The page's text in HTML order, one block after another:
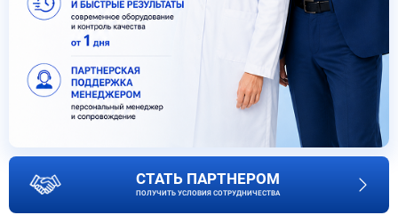
СТАТЬ ПАРТНЕРОМ
ПОЛУЧИТЬ УСЛОВИЯ СОТРУДНИЧЕСТВА